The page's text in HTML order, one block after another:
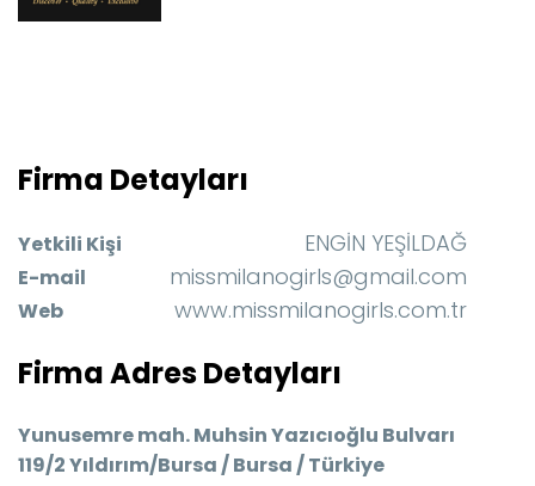
Firma Detayları
Yetkili Kişi ENGİN YEŞİLDAĞ
E-mail missmilanogirls@gmail.com
Web www.missmilanogirls.com.tr
Firma Adres Detayları
Yunusemre mah. Muhsin Yazıcıoğlu Bulvarı
119/2 Yıldırım/Bursa / Bursa / Türkiye